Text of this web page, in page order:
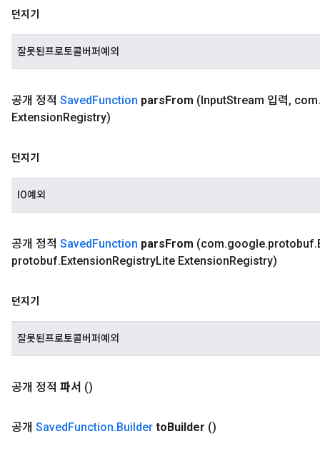
던지기
잘못된프로토콜버퍼예외
공개 정적 SavedFunction parsFrom (InputStream 입력, com.
ExtensionRegistry)
던지기
IO예외
공개 정적 SavedFunction parsFrom (com.google.protobuf.
protobuf.ExtensionRegistryLite ExtensionRegistry)
던지기
잘못된프로토콜버퍼예외
공개 정적 파서 ()
공개 SavedFunction.Builder toBuilder ()